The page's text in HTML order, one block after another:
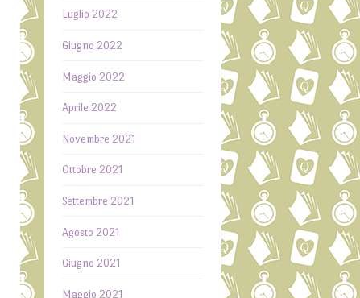
Luglio 2022
Giugno 2022
Maggio 2022
Aprile 2022
Novembre 2021
Ottobre 2021
Settembre 2021
Agosto 2021
Giugno 2021
Maggio 2021